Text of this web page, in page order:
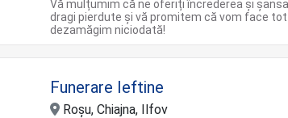
Vă mulțumim că ne oferiți încrederea și
dragi pierdute și vă promitem că vom face
dezamăgim niciodată!
Funerare Ieftine
Roșu, Chiajna, Ilfov